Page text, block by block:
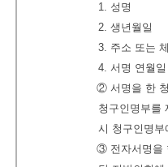
1. 성명
2. 생년월일
3. 주소 또는
4. 서명 연월일
② 서명을 한
청구인명부를
시 청구인명
③ 전자서명을